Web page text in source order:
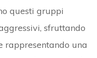
questi gruppi
sfruttando
rappresentando una